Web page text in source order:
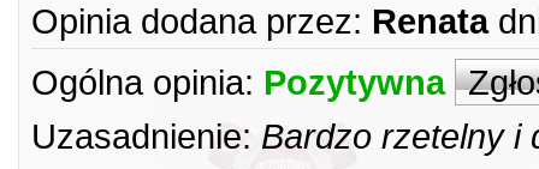
Opinia dodana przez: Renata
Ogólna opinia: Pozytywna
Uzasadnienie: Bardzo rzetelny i